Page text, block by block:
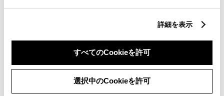
詳細を表示
すべてのCookieを許可
選択中のCookieを許可
装備・オプション